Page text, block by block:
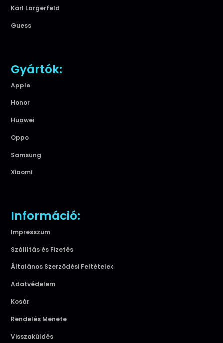
Karl Largerfeld
Guess
Gyártók:
Apple
Honor
Huawei
Oppo
Samsung
Xiaomi
Információ:
Impresszum
Szállítás és Fizetés
Általános Szerződési Feltételek
Adatvédelem
Kosár
Rendelés Menete
Visszaküldés